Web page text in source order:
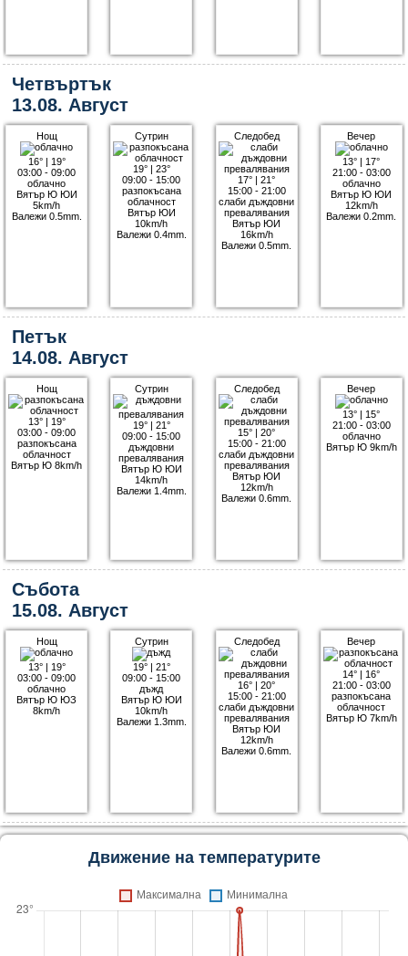
Четвъртък
13.08. Август
Нощ
16°| 19°
03:00 - 09:00
облачно
Вятър Ю ЮИ
5km/h
Валежи 0.5mm.
Сутрин
19°| 23°
09:00 - 15:00
разпокъсана
облачност
Вятър ЮИ
10km/h
Валежи 0.4mm.
Следобед
17° |21°
15:00 - 21:00
слаби дъждовни
превалявания
Вятър ЮИ
16km/h
Валежи 0.5mm.
Вечер
13° | 17°
21:00 - 03:00
облачно
Вятър Ю ЮИ
12km/h
Валежи 0.2mm.
Петък
14.08. Август
Нощ
13°| 19°
03:00 - 09:00
разпокъсана
облачност
Вятър Ю 8km/h
Сутрин
19°| 21°
09:00 - 15:00
дъждовни
превалявания
Вятър Ю ЮИ
14km/h
Валежи 1.4mm.
Следобед
15° |20°
15:00 - 21:00
слаби дъждовни
превалявания
Вятър ЮИ
12km/h
Валежи 0.6mm.
Вечер
13° | 15°
21:00 - 03:00
облачно
Вятър Ю 9km/h
Събота
15.08. Август
Нощ
13°| 19°
03:00 - 09:00
облачно
Вятър Ю ЮЗ
8km/h
Сутрин
19°| 21°
09:00 - 15:00
дъжд
Вятър Ю ЮИ
10km/h
Валежи 1.3mm.
Следобед
16° |20°
15:00 - 21:00
слаби дъждовни
превалявания
Вятър ЮИ
12km/h
Валежи 0.6mm.
Вечер
14° | 16°
21:00 - 03:00
разпокъсана
облачност
Вятър Ю 7km/h
Движение на температурите